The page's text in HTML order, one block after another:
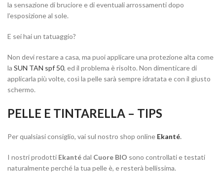
la sensazione di bruciore e di eventuali arrossamenti dopo
l’esposizione al sole.
E sei hai un tatuaggio?
Non devi restare a casa, ma puoi applicare una protezione alta come
la SUN TAN spf 50, ed il problema è risolto. Non dimenticare di
applicarla più volte, così la pelle sarà sempre idratata e con il giusto
schermo.
PELLE E TINTARELLA – TIPS
Per qualsiasi consiglio, vai sul nostro shop online Ekanté.
I nostri prodotti Ekantédal Cuore BIO sono controllati e testati
naturalmente perché la tua pelle è, e resterà bellissima.